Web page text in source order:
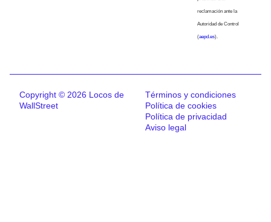
reclamación ante la
Autoridad de Control
(aepd.es).
Copyright © 2026 Locos de
WallStreet
Términos y condiciones
Política de cookies
Política de privacidad
Aviso legal